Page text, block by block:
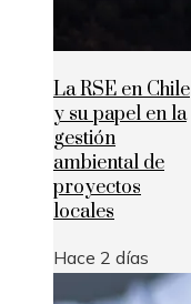
La RSE en Chile
y su papel en la
gestión
ambiental de
proyectos
locales
Hace 2 días